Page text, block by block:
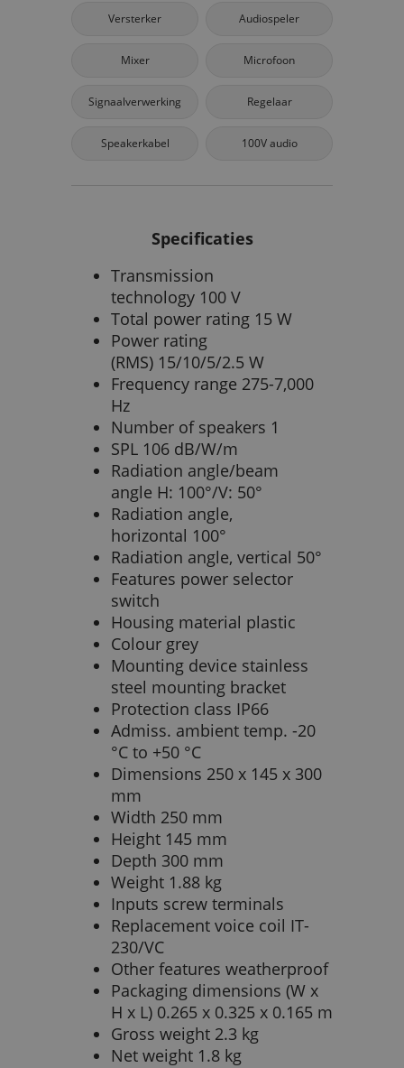
Versterker Audiospeler
Mixer Microfoon
Signaalverwerking Regelaar
Speakerkabel 100V audio
Specificaties
Transmission
technology 100 V
Total power rating 15 W
Power rating
(RMS) 15/10/5/2.5 W
Frequency range 275-7,000
Hz
Number of speakers 1
SPL 106 dB/W/m
Radiation angle/beam
angle H: 100°/V: 50°
Radiation angle,
horizontal 100°
Radiation angle, vertical 50°
Features power selector
switch
Housing material plastic
Colour grey
Mounting device stainless
steel mounting bracket
Protection class IP66
Admiss. ambient temp. -20
°C to +50 °C
Dimensions 250 x 145 x 300
mm
Width 250 mm
Height 145 mm
Depth 300 mm
Weight 1.88 kg
Inputs screw terminals
Replacement voice coil IT-
230/VC
Other features weatherproof
Packaging dimensions (W x
H x L) 0.265 x 0.325 x 0.165 m
Gross weight 2.3 kg
Net weight 1.8 kg